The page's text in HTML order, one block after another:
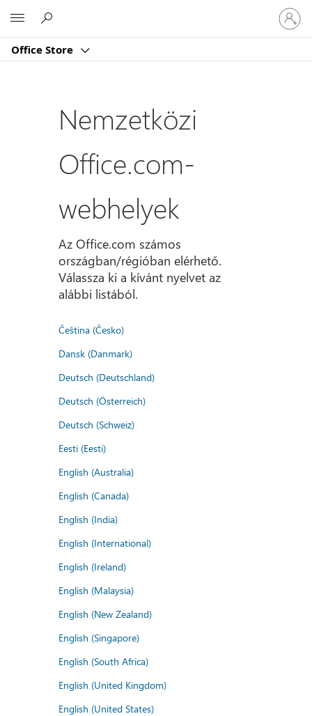
Office Store
be
a
Nemzetközi
Office.com-
webhelyek
Az Office.com számos
országban/régióban elérhető.
Válassza ki a kívánt nyelvet az
alábbi listából.
Čeština (Česko)
Dansk (Danmark)
Deutsch (Deutschland)
Deutsch (Österreich)
Deutsch (Schweiz)
Eesti (Eesti)
English (Australia)
English (Canada)
English (India)
English (International)
English (Ireland)
English (Malaysia)
English (New Zealand)
English (Singapore)
English (South Africa)
English (United Kingdom)
English (United States)